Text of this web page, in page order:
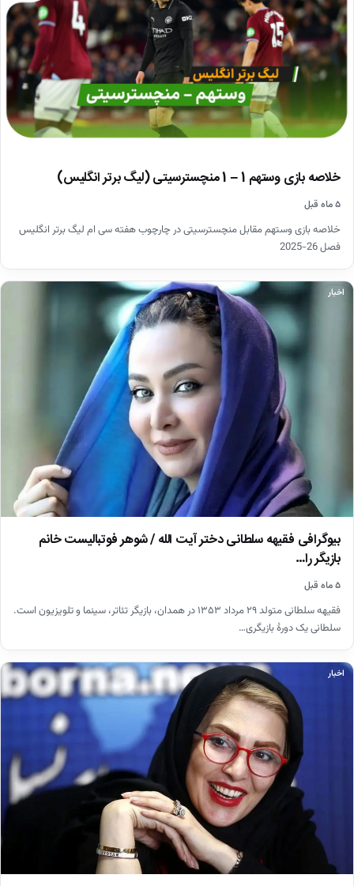
خلاصه بازی وستهم 1 – 1 منچسترسیتی (لیگ برتر انگلیس)
۵ ماه قبل
خلاصه بازی وستهم مقابل منچسترسیتی در چارچوب هفته سی ام لیگ برتر انگلیس
فصل 26-2025
اخبار
بیوگرافی فقیهه سلطانی دختر آیت الله / شوهر فوتبالیست خانم
بازیگر را…
۵ ماه قبل
فقیهه سلطانی متولد ۲۹ مرداد ۱۳۵۳ در همدان، بازیگر تئاتر، سینما و تلویزیون است.
سلطانی یک دورهٔ بازیگری…
اخبار